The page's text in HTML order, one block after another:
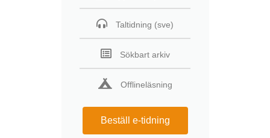
Taltidning (sve)
Sökbart arkiv
Offlineläsning
Beställ e-tidning